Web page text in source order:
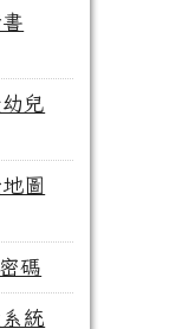
並鼓勵學生踴躍
請臺北市立大學
兒
圖
碼
統